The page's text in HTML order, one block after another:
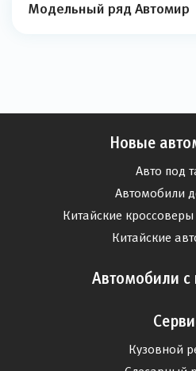
Модельный ряд Автомир
Новые
Авто под
Автомобили
Китайские
Китайские
Автомобили с
Кузовной